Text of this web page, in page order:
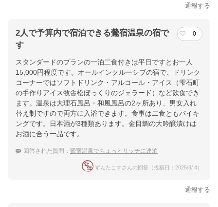
通報する
2人で予算内で宿泊できる鶯宿温泉の宿で
す
0
スタンダードのプランの一泊二食付きは平日ですとお一人
15,000円程度です。オールインクルーシブの宿で、ドリンク
コーナーではソフトドリンク・アルコール・アイス（雫石町
の手作りアイス牧舎松ぼっくりのジェラード）など飲食でき
ます。温泉は大理石風呂・和風風呂の2ヶ所あり、男女入れ
替え制ですので両方に入浴できます。食事は二食ともバイキ
ングです。日本酒が3種類あります。金目鯛の大吟醸漬けは
お酒に合う一品です。
回答された質問： 鶯宿温泉でちょっとリッチに連泊
ずんたこすさんの回答（投稿日：2025/3/ 4）
通報する